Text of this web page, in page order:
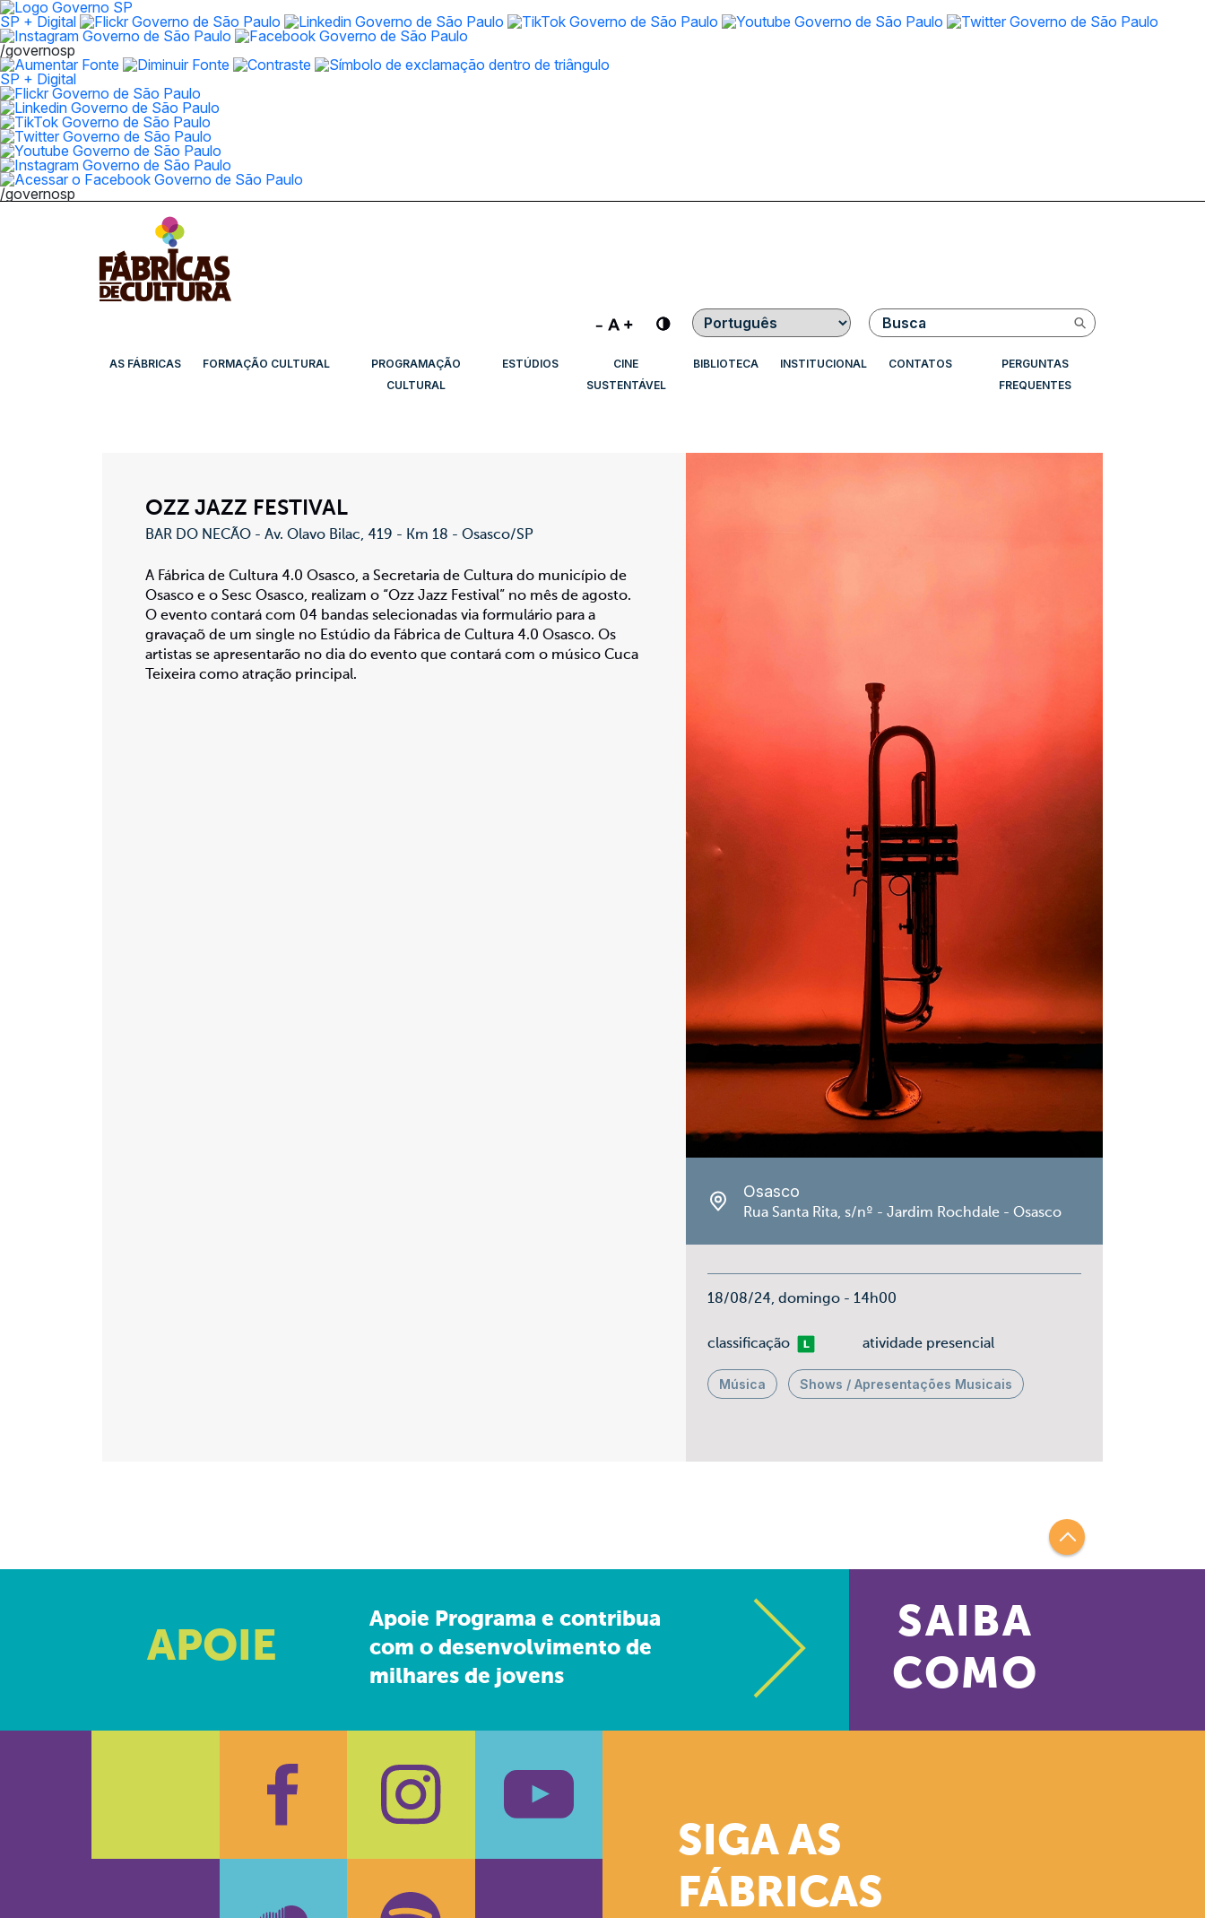
SP + Digital
/governosp
SP + Digital
/governosp
Contraste Buscar
AS FÁBRICAS FORMAÇÃO CULTURAL
PROGRAMAÇÃO
CULTURAL
ESTÚDIOS
CINE
SUSTENTÁVEL
BIBLIOTECA INSTITUCIONAL CONTATOS
PERGUNTAS
FREQUENTES
OZZ JAZZ FESTIVAL
BAR DO NECÃO - Av. Olavo Bilac, 419 - Km 18 - Osasco/SP
A Fábrica de Cultura 4.0 Osasco, a Secretaria de Cultura do município de
Osasco e o Sesc Osasco, realizam o “Ozz Jazz Festival” no mês de agosto.
O evento contará com 04 bandas selecionadas via formulário para a
gravaçaõ de um single no Estúdio da Fábrica de Cultura 4.0 Osasco. Os
artistas se apresentarão no dia do evento que contará com o músico Cuca
Teixeira como atração principal.
Osasco
Rua Santa Rita, s/nº - Jardim Rochdale - Osasco
18/08/24, domingo - 14h00
classificaçãoLivre atividade presencial
Música Shows / Apresentações Musicais
APOIE
Apoie Programa e contribua
com o desenvolvimento de
milhares de jovens
SAIBA
COMO
SIGA AS
FÁBRICAS
FacebookInstagram